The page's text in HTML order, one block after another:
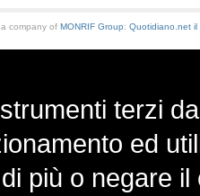
company of MONRIF Group: Quotidiano.net il
terzi
ed
più o negare